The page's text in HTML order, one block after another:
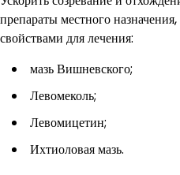
препараты местного
свойствами для лечения:
мазь Вишневского;
Левомеколь;
Левомицетин;
Ихтиоловая мазь.